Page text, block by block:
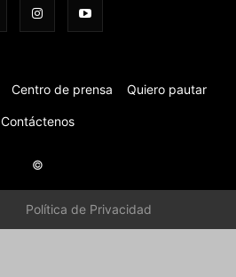
Centro de prensa Quiero pautar
Contáctenos
©
Política de Privacidad